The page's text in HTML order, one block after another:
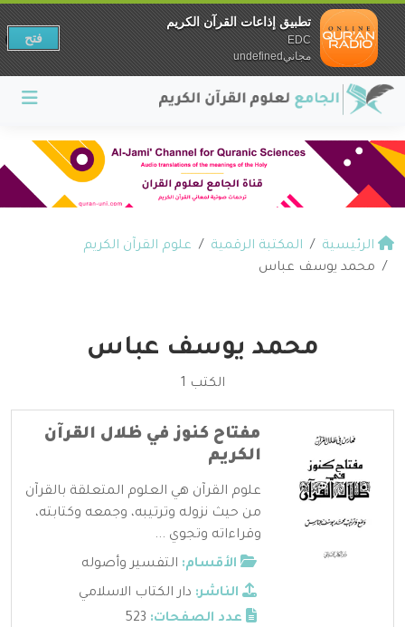
الرئيسية المكتبة الرقمية
علوم القرآن الكريم
محمد يوسف عباس
محمد يوسف عباس
الكتب 1
مفتاح كنوز في ظلال القرآن
الكريم
علوم القرآن هي العلوم المتعلقة بالقرآن
من حيث نزوله وترتيبه، وجمعه وكتابته،
وقراءاته وتجوي ...
الأقسام: التفسير وأصوله
الناشر: دار الكتاب الاسلامي
عدد الصفحات:
تطبيق إذاعات القرآن الكريم
EDC
مجانيundefined
فتح